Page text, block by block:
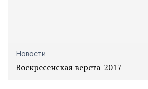
Новости
Воскресенская верста-2017